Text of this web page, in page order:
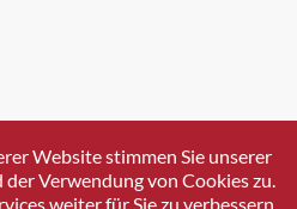
Website stimmen Sie unserer
Verwendung von Cookies zu.
weiter für Sie zu verbessern.